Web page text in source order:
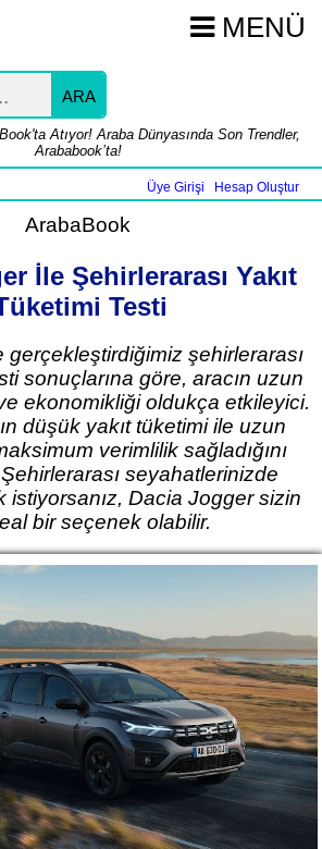
MENÜ
ARA
Atıyor! Araba Dünyasında Son Trendler,
Arababook’ta!
Üye Girişi Hesap Oluştur
ArabaBook
İle Şehirlerarası Yakıt
Testi
gerçekleştirdiğimiz şehirlerarası
sonuçlarına göre, aracın uzun
ekonomikliği oldukça etkileyici.
düşük yakıt tüketimi ile uzun
verimlilik sağladığını
seyahatlerinizde
istiyorsanız, Dacia Jogger sizin
bir seçenek olabilir.